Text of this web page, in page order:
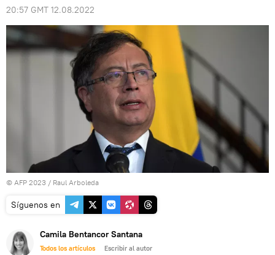
20:57 GMT 12.08.2022
© AFP 2023 / Raul Arboleda
Síguenos en
Camila Bentancor Santana
Todos los artículos Escribir al autor